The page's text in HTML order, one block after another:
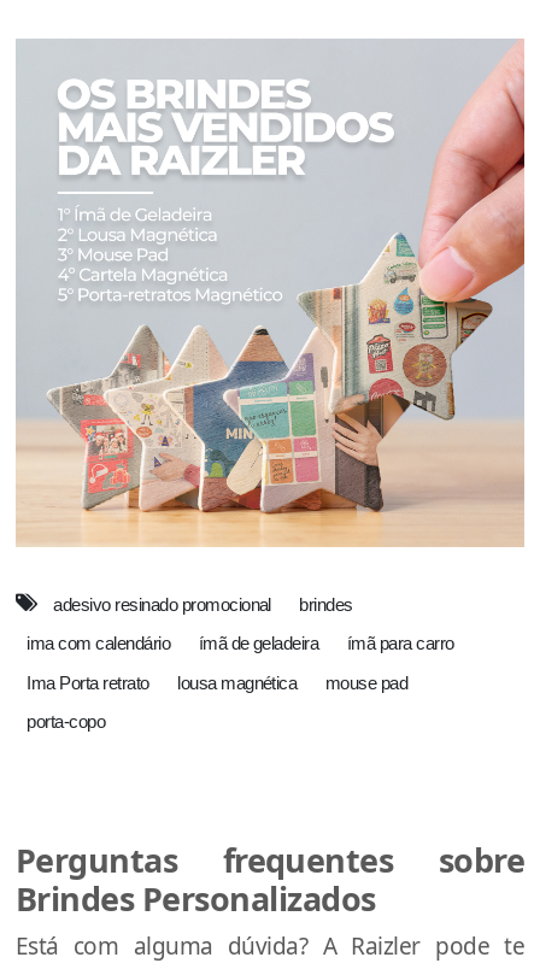
adesivo resinado promocional brindes
ima com calendário ímã de geladeira ímã para carro
Ima Porta retrato lousa magnética mouse pad
porta-copo
Perguntas frequentes sobre
Brindes Personalizados
Está com alguma dúvida? A Raizler pode te